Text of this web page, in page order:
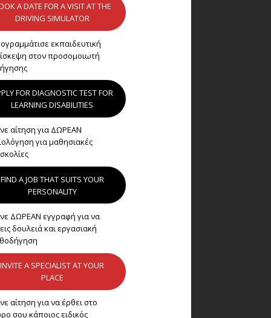
A DATE FOR A VISIT AT THE
DRIVING SIMULATOR
εκπαιδευτική
στον προσομοιωτή
FOR DIAGNOSTIC TEST FOR
LEARNING DISABILITIES
αίτηση για ΔΩΡΕΑΝ
για μαθησιακές
FIND A JOB THAT SUITS YOUR
PERSONALITY
ΔΩΡΕΑΝ εγγραφή για να
δουλειά και εργασιακή
INVITE A SPECIALIST AT YOUR
PLACE
αίτηση για να έρθει στο
σου κάποιος ειδικός